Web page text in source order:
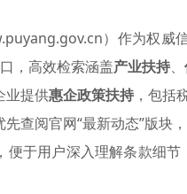
）作为权威
，高效检索涵盖产业扶持、
业提供惠企政策扶持 ，包括
查阅官网“最新动态”版块
便于用户深入理解条款细